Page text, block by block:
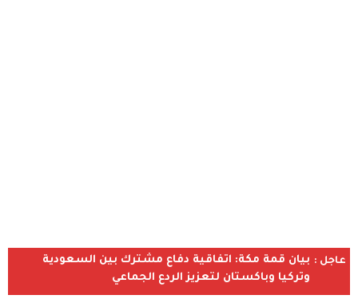
عاجل : بيان قمة مكة: اتفاقية دفاع مشترك بين السعودية
وتركيا وباكستان لتعزيز الردع الجماعي